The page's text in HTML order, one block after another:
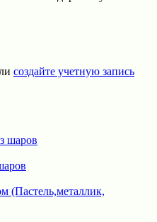
создайте учетную запись